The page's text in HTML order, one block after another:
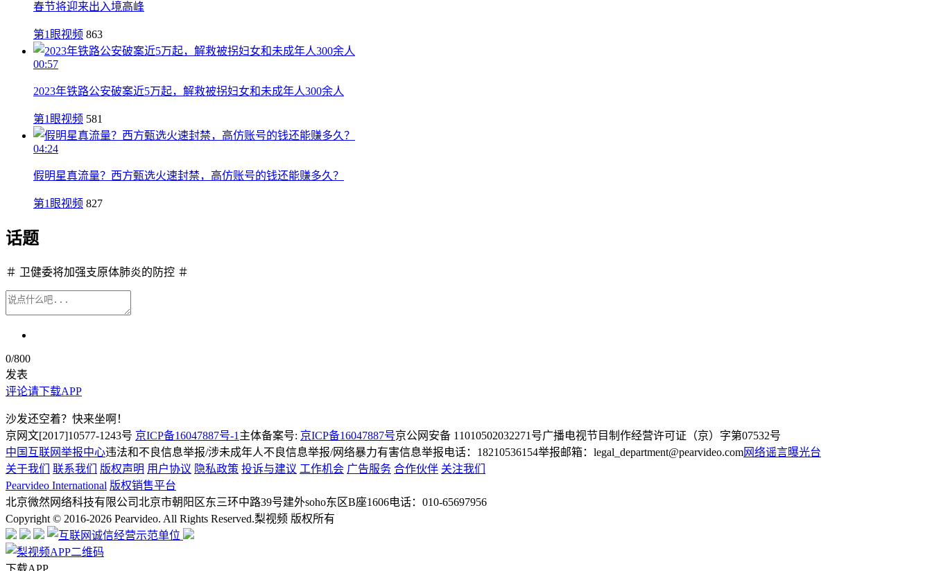
春节将迎来出入境高峰
第1眼视频 863
00:57
2023年铁路公安破案近5万起，解救被拐妇女和未成年人300余人
第1眼视频 581
04:24
假明星真流量？西方甄选火速封禁，高仿账号的钱还能赚多久？
第1眼视频 827
话题
＃ 卫健委将加强支原体肺炎的防控 ＃
0/800
发表
评论请下载APP
沙发还空着？快来坐啊！
京网文[2017]10577-1243号 京ICP备16047887号-1 主体备案号: 京ICP备16047887号京公网安备 11010502032271号广播电视节目制作经营许可证（京）字第07532号
中国互联网举报中心违法和不良信息举报/涉未成年人不良信息举报/网络暴力有害信息举报电话：18210536154举报邮箱：legal_department@pearvideo.com网络谣言曝光台
关于我们
联系我们 版权声明 用户协议 隐私政策 投诉与建议 工作机会 广告服务 合作伙伴 关注我们
Pearvideo International 版权销售平台
北京微然网络科技有限公司北京市朝阳区东三环中路39号建外soho东区B座1606电话：010-65697956
Copyright © 2016-2026 Pearvideo. All Rights Reserved.梨视频 版权所有
下载APP